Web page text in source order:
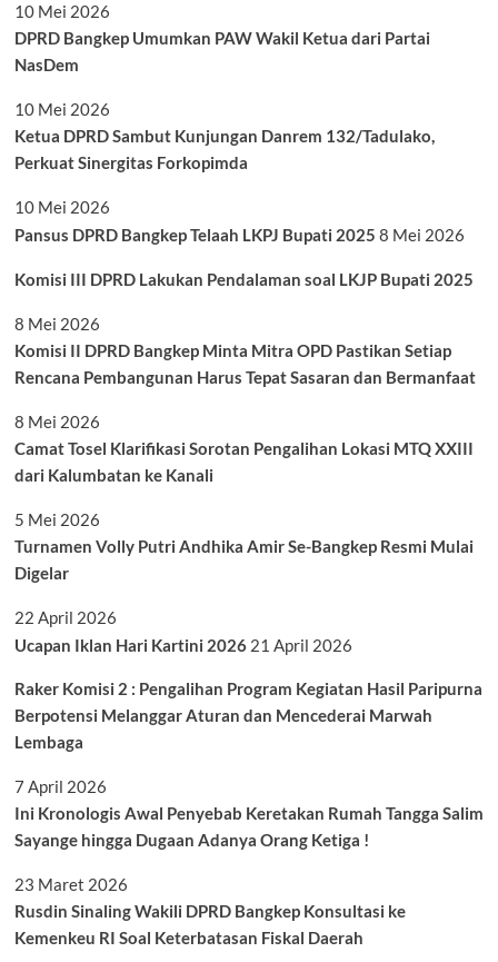
10 Mei 2026
DPRD Bangkep Umumkan PAW Wakil Ketua dari Partai
NasDem
10 Mei 2026
Ketua DPRD Sambut Kunjungan Danrem 132/Tadulako,
Perkuat Sinergitas Forkopimda
10 Mei 2026
Pansus DPRD Bangkep Telaah LKPJ Bupati 2025 8 Mei 2026
Komisi III DPRD Lakukan Pendalaman soal LKJP Bupati 2025
8 Mei 2026
Komisi II DPRD Bangkep Minta Mitra OPD Pastikan Setiap
Rencana Pembangunan Harus Tepat Sasaran dan Bermanfaat
8 Mei 2026
Camat Tosel Klarifikasi Sorotan Pengalihan Lokasi MTQ XXIII
dari Kalumbatan ke Kanali
5 Mei 2026
Turnamen Volly Putri Andhika Amir Se-Bangkep Resmi Mulai
Digelar
22 April 2026
Ucapan Iklan Hari Kartini 2026 21 April 2026
Raker Komisi 2 : Pengalihan Program Kegiatan Hasil Paripurna
Berpotensi Melanggar Aturan dan Mencederai Marwah
Lembaga
7 April 2026
Ini Kronologis Awal Penyebab Keretakan Rumah Tangga Salim
Sayange hingga Dugaan Adanya Orang Ketiga !
23 Maret 2026
Rusdin Sinaling Wakili DPRD Bangkep Konsultasi ke
Kemenkeu RI Soal Keterbatasan Fiskal Daerah